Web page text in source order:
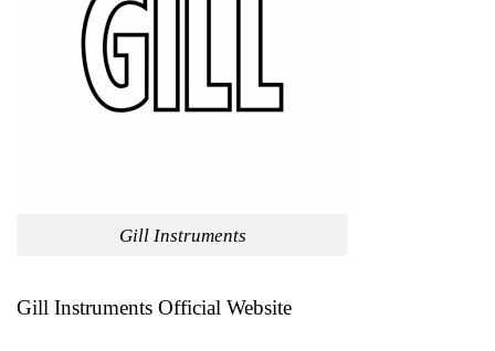
Gill Instruments
Gill Instruments Official Website